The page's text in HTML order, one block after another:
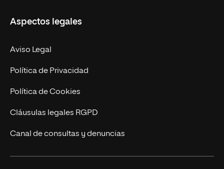
Empresa
MBA
Marketing y Comunicación
Ingeniería
Diseño
Ciencias de la Salud
Nuestro Equipo
Contacto
Aspectos legales
Aviso Legal
Política de Privacidad
Política de Cookies
Cláusulas legales RGPD
Canal de consultas y denuncias